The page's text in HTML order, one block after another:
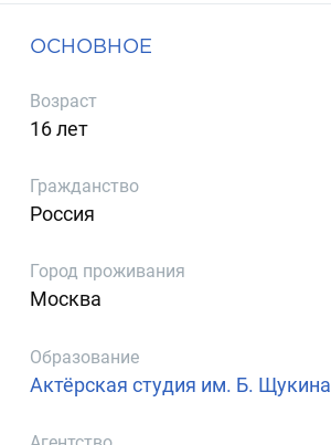
ОСНОВНОЕ
Возраст
16 лет
Гражданство
Россия
Город проживания
Москва
Образование
Актёрская студия им. Б. Щукина